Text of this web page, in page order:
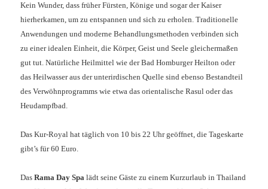
Kein Wunder, dass früher Fürsten, Könige und sogar der Kaiser
hierherkamen, um zu entspannen und sich zu erholen. Traditionelle
Anwendungen und moderne Behandlungsmethoden verbinden sich
zu einer idealen Einheit, die Körper, Geist und Seele gleichermaßen
gut tut. Natürliche Heilmittel wie der Bad Homburger Heilton oder
das Heilwasser aus der unterirdischen Quelle sind ebenso Bestandteil
des Verwöhnprogramms wie etwa das orientalische Rasul oder das
Heudampfbad.
Das Kur-Royal hat täglich von 10 bis 22 Uhr geöffnet, die Tageskarte
gibt’s für 60 Euro.
DasRama Day Spalädt seine Gäste zu einem Kurzurlaub in Thailand